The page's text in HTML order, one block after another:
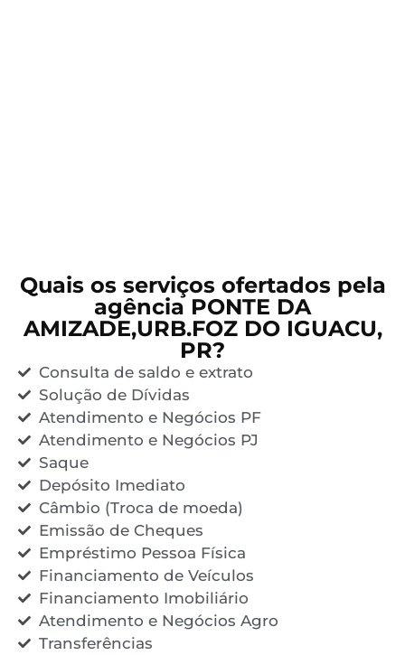
Quais os serviços ofertados pela
agência PONTE DA
AMIZADE,URB.FOZ DO IGUACU,
PR?
Consulta de saldo e extrato
Solução de Dívidas
Atendimento e Negócios PF
Atendimento e Negócios PJ
Saque
Depósito Imediato
Câmbio (Troca de moeda)
Emissão de Cheques
Empréstimo Pessoa Física
Financiamento de Veículos
Financiamento Imobiliário
Atendimento e Negócios Agro
Transferências